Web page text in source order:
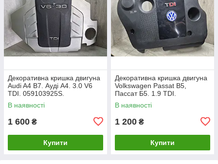
Декоративна кришка двигуна
Audi A4 B7. Ауді А4. 3.0 V6
TDI. 059103925S.
В наявності
1 600 ₴
Купити
Декоративна кришка двигуна
Volkswagen Passat B5,
Пассат Б5. 1.9 TDI.
038103925AP.
В наявності
1 200 ₴
Купити